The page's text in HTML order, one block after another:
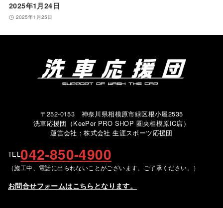
2025年1月24日
2025年1月25日
〒252-0153 神奈川県相模原市緑区根小屋2535
洗車応援団（KeePer PRO SHOP 圏央相模原IC店）
運営会社：株式会社 生涯スポーツ応援団
TEL042-850-4900
（施工中、電話に出られないことがございます。ご了承ください。）
お問合せフォームはこちらとなります。